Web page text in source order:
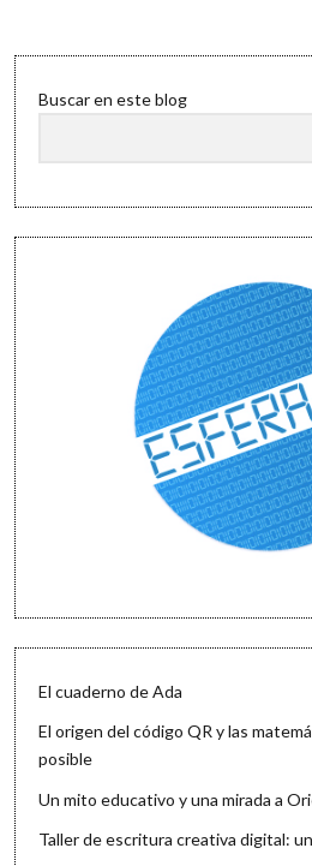
Sidebar
Buscar en este blog
El cuaderno de Ada
El origen del código QR y las
posible
Un mito educativo y una mirada a
Taller de escritura creativa digital: